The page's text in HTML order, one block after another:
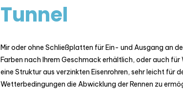
Tunnel
Mir oder ohne Schließplatten für Ein- und Ausgang an
Farben nach Ihrem Geschmack erhältlich, oder auch für
eine Struktur aus verzinkten Eisenrohren, sehr leicht für
Wetterbedingungen die Abwicklung der Rennen zu